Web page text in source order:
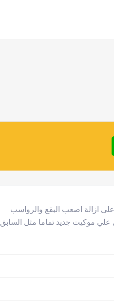
ازالة اصعب البقع والرواسب
علي موكيت جديد تماما مثل السابق